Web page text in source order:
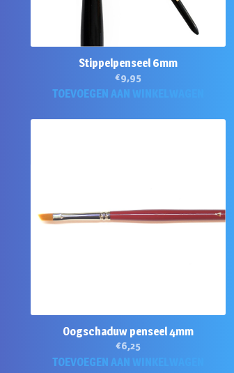
Stippelpenseel 6mm
€9,95
TOEVOEGEN AAN WINKELWAGEN
Oogschaduw penseel 4mm
€6,25
TOEVOEGEN AAN WINKELWAGEN